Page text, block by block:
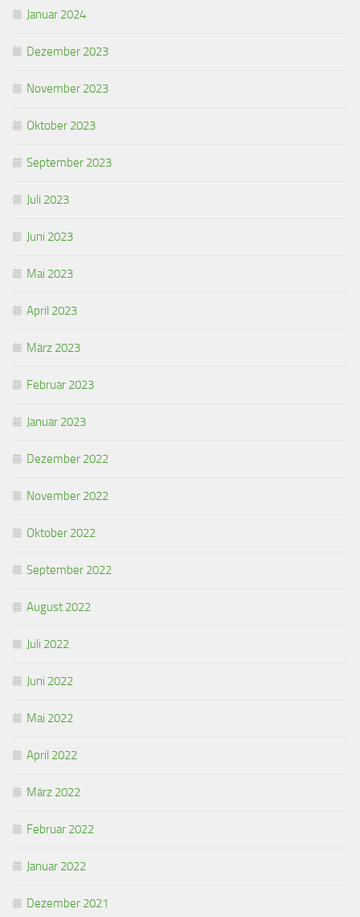
Januar 2024
Dezember 2023
November 2023
Oktober 2023
September 2023
Juli 2023
Juni 2023
Mai 2023
April 2023
März 2023
Februar 2023
Januar 2023
Dezember 2022
November 2022
Oktober 2022
September 2022
August 2022
Juli 2022
Juni 2022
Mai 2022
April 2022
März 2022
Februar 2022
Januar 2022
Dezember 2021